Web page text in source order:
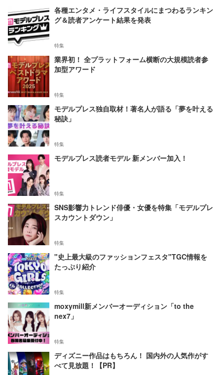
各種エンタメ・ライフスタイルにまつわるランキン
グ＆読者アンケート結果を発表
特集
業界初！ 全プラットフォーム横断の大規模読者参
加型アワード
特集
モデルプレス独自取材！著名人が語る「夢を叶える
秘訣」
特集
モデルプレス読者モデル 新メンバー加入！
特集
SNS影響力トレンド俳優・女優を特集「モデルプレ
スカウントダウン」
特集
"史上最大級のファッションフェスタ"TGC情報を
たっぷり紹介
特集
moxymill新メンバーオーディション「to the
nex7」
特集
ディズニー作品はもちろん！ 国内外の人気作がす
べて見放題！【PR】